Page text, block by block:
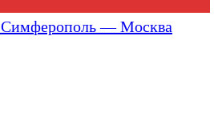
— Москва